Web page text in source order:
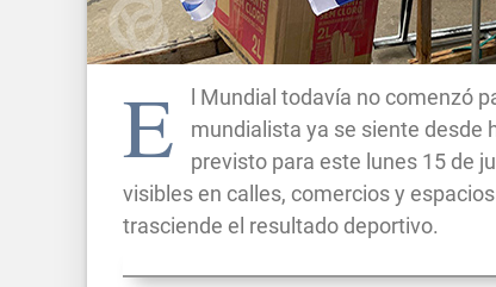
E
l Mundial todavía no comenzó
mundialista ya se siente desde
previsto para este lunes 15 de
visibles en calles, comercios y
trasciende el resultado deportivo.